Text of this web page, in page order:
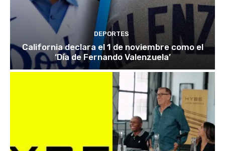
DEPORTES
California declara el 1 de noviembre como el
‘Día de Fernando Valenzuela’